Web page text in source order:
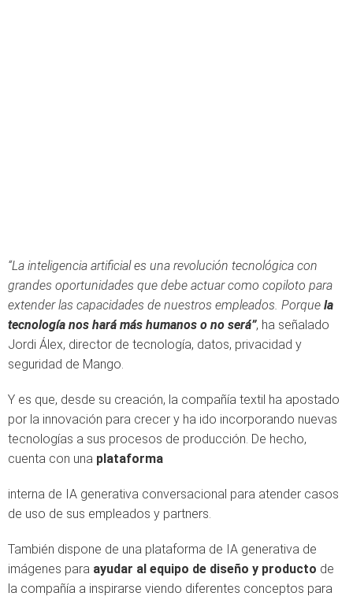
“La inteligencia artificial es una revolución tecnológica con
grandes oportunidades que debe actuar como copiloto para
extender las capacidades de nuestros empleados. Porque la
tecnología nos hará más humanos o no será”, ha señalado
Jordi Álex, director de tecnología, datos, privacidad y
seguridad de Mango.
Y es que, desde su creación, la compañía textil ha apostado
por la innovación para crecer y ha ido incorporando nuevas
tecnologías a sus procesos de producción. De hecho,
cuenta con una plataforma
interna de IA generativa conversacional para atender casos
de uso de sus empleados y partners.
También dispone de una plataforma de IA generativa de
imágenes para ayudar al equipo de diseño y producto de
la compañía a inspirarse viendo diferentes conceptos para